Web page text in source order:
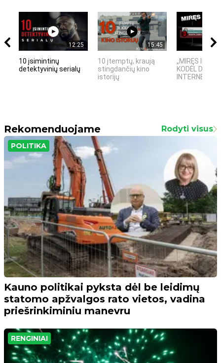
12:25
10 įsimintinų
detektyvinių serialų
15:45
10 įtemptų, kraują
stingdančių kino
istorijų
„MIRĘS
KODĖL
INTERNETO
Rekomenduojame Rodyti visus
POLITIKA
Kauno politikai pyksta dėl be leidimų
statomo apžvalgos rato vietos, vadina
priešrinkiminiu manevru
RENGINIAI